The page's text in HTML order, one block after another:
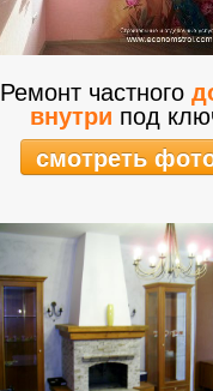
Ремонт частного
внутри под
смотреть